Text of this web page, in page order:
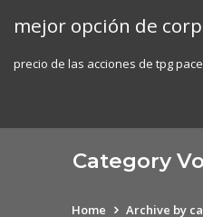
mejor opción de
precio de las acciones de tpg pace
Category
Home Archive by